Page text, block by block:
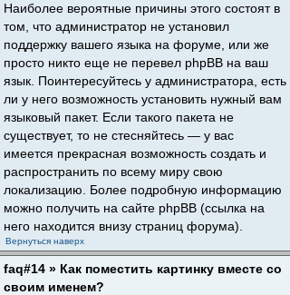
Наиболее вероятные причины этого состоят в
том, что администратор не установил
поддержку вашего языка на форуме, или же
просто никто еще не перевел phpBB на ваш
язык. Поинтересуйтесь у администратора, есть
ли у него возможность установить нужный вам
языковый пакет. Если такого пакета не
существует, то не стесняйтесь — у вас
имеется прекрасная возможность создать и
распространить по всему миру свою
локализацию. Более подробную информацию
можно получить на сайте phpBB (ссылка на
него находится внизу страниц форума).
Вернуться наверх
faq#14 » Как поместить картинку вместе со
своим именем?